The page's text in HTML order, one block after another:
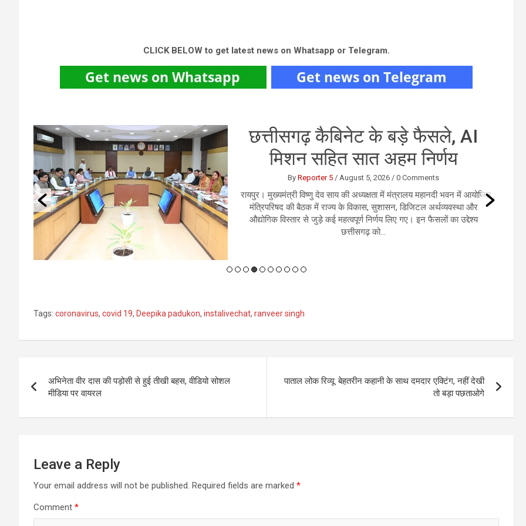
CLICK BELOW to get latest news on Whatsapp or Telegram.
एयर इंडिया की फ्लाइट में तेज टर्बुलेंस
की चपेट, यात्रियों में मचा हड़कंप
ByUser 6/August 4, 2026/0 Comments
नई दिल्ली। एअर इंडिया की फुकेट से दिल्ली आ रही फ्लाइट AI2379 मंगलवार को
तेज टर्बुलेंस की चपेट में आ गई। अचानक तेज झटकों के कारण विमान कई बार हिलने
लगा और कुछ समय के लिए नीचे की ओर आया।...
Tags: coronavirus, covid 19, Deepika padukon, instalivechat, ranveer singh
navigation
अभिनेता वीर दास की पड़ोसी से हुई तीखी बहस, वीडियो सोशल
मीडिया पर वायरल
पाताल लोक रिव्यू: बेहतरीन कहानी के साथ दमदार एक्टिंग, नहीं देखी
तो बड़ा पछताओगे
Leave a Reply
Your email address will not be published. Required fields are marked *
Comment *